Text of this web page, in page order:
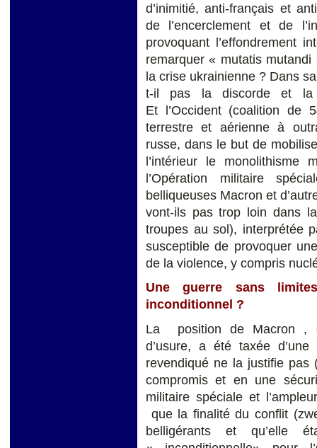
d’inimitié, anti-français et
de l’encerclement et de
provoquant l’effondrement
remarquer « mutatis
la crise ukrainienne ? Dans
t-il pas la discorde et la
Et l’Occident (coalition de
terrestre et aérienne à
russe, dans le but de
l’intérieur le
l’Opération militaire
belliqueuses Macron et
vont-ils pas trop loin dans
troupes au sol), interprétée
susceptible de provoquer
de la violence, y compris
Une guerre sans
inconditionnel ?
La position de Macron ,
d’usure, a été taxée
revendiqué ne la justifie
compromis et en une
militaire spéciale et
que la finalité du conflit
belligérants et qu’elle